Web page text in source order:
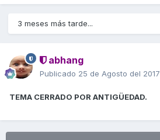
3 meses más tarde...
abhang
Publicado 25 de Agosto del 2017
TEMA CERRADO POR ANTIGÜEDAD.